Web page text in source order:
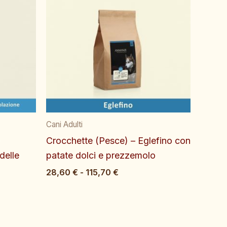
Cani Adulti
Crocchette (Pesce) – Eglefino con
patate dolci e prezzemolo
28,60 € - 115,70 €
di
prezzo:
28,60 €
a
115,70 €